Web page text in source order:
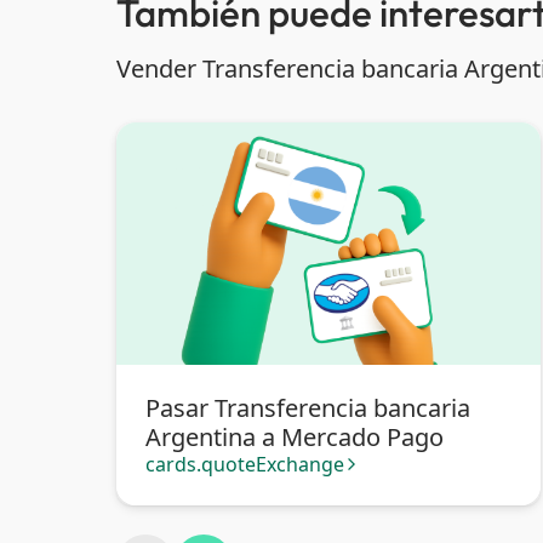
También puede
Vender Transferencia bancaria
Pasar Transferencia bancaria
Argentina a Mercado Pago
cards.quoteExchange arrow_forward_ios